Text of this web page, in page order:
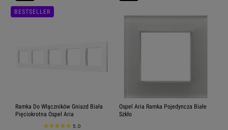
Ramka Do Włączników Gniazd Biała
Pięciokrotna Ospel Aria
5.0
BESTSELLER
Ospel Aria Ramka Pojedyncza Białe
Szkło